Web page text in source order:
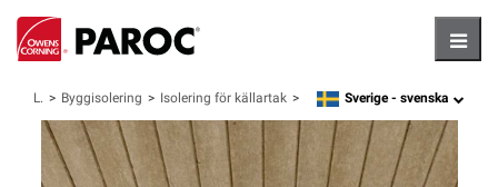
Lösningar Byggisolering Isolering för källartak language
Sverige - svenska